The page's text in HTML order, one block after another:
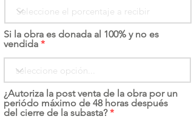
Si la obra es donada al 100% y no es
vendida
¿Autoriza la post venta de la obra por un
periódo máximo de 48 horas después
del cierre de la subasta?